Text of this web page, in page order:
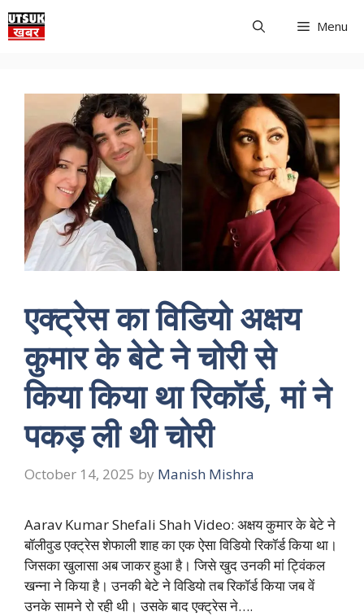
Skip
to
Menu
एक्ट्रेस का विडियो अक्षय
कुमार के बेटे ने चोरी से
किया किया था रिकॉर्ड, मां ने
पकड़ ली थी चोरी
October 14, 2025 by Manish Mishra
Aarav Kumar Shefali Shah Video: अक्षय कुमार के बेटे ने
बॉलीवुड एक्ट्रेस शेफाली शाह का एक ऐसा विडियो रिकॉर्ड किया था।
जिसका खुलासा अब जाकर हुआ है। जिसे खुद उनकी मां ट्विंकल
खन्ना ने किया है। उनकी बेटे ने विडियो तब रिकॉर्ड किया जब वें
उनके सामने रो रही थी। उसके बाद एक्ट्रेस ने….